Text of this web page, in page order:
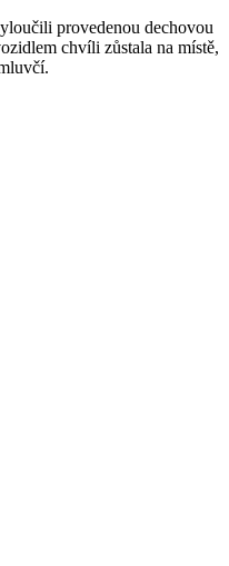
provedenou dechovou
chvíli zůstala na místě,